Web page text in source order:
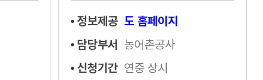
정보제공 도 홈페이지
담당부서 농어촌공사
신청기간 연중 상시